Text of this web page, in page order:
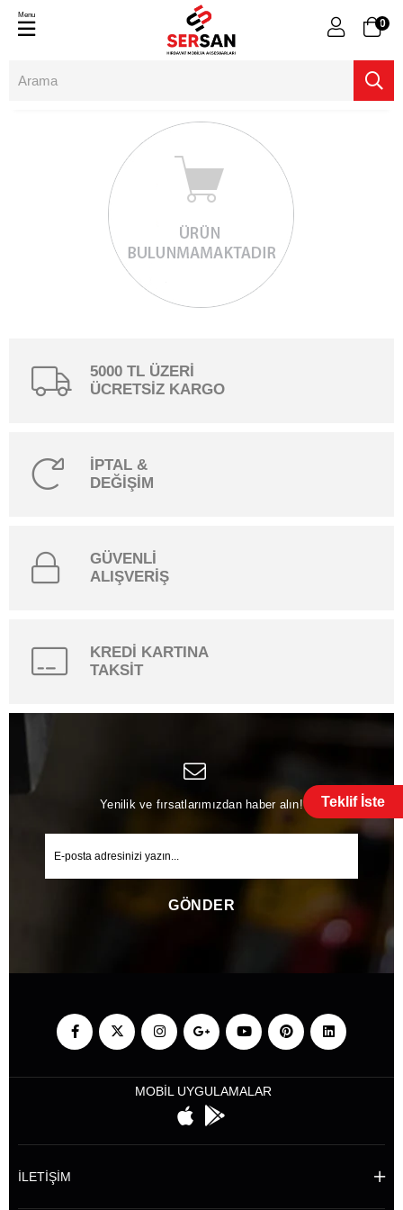
Teklif İste
0
Menu
5000 TL ÜZERİ
ÜCRETSİZ KARGO
İPTAL &
DEĞİŞİM
GÜVENLİ
ALIŞVERİŞ
KREDİ KARTINA
TAKSİT
Yenilik ve fırsatlarımızdan haber alın!
GÖNDER
MOBİL UYGULAMALAR
İLETİŞİM